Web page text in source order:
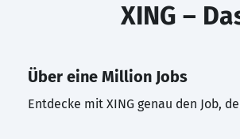
XING –
Über eine Million Jobs
Entdecke mit XING genau den Job,